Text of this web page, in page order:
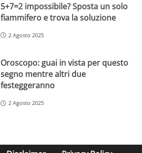
5+7=2 impossibile? Sposta un solo
fiammifero e trova la soluzione
2 Agosto 2025
Oroscopo: guai in vista per questo
segno mentre altri due
festeggeranno
2 Agosto 2025